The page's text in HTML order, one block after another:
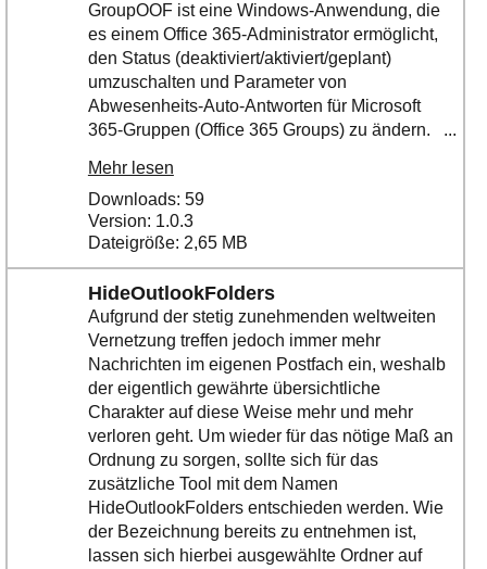
GroupOOF ist eine Windows-Anwendung, die
es einem Office 365-Administrator ermöglicht,
den Status (deaktiviert/aktiviert/geplant)
umzuschalten und Parameter von
Abwesenheits-Auto-Antworten für Microsoft
365-Gruppen (Office 365 Groups) zu ändern. ...
Mehr lesen
Downloads: 59
Version: 1.0.3
Dateigröße: 2,65 MB
HideOutlookFolders
Aufgrund der stetig zunehmenden weltweiten
Vernetzung treffen jedoch immer mehr
Nachrichten im eigenen Postfach ein, weshalb
der eigentlich gewährte übersichtliche
Charakter auf diese Weise mehr und mehr
verloren geht. Um wieder für das nötige Maß an
Ordnung zu sorgen, sollte sich für das
zusätzliche Tool mit dem Namen
HideOutlookFolders entschieden werden. Wie
der Bezeichnung bereits zu entnehmen ist,
lassen sich hierbei ausgewählte Ordner auf